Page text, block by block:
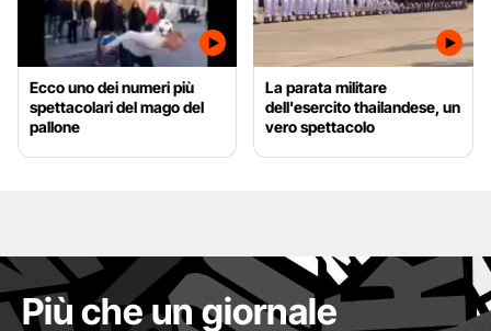
Ecco uno dei numeri più
spettacolari del mago del
pallone
La parata militare
dell'esercito thailandese, un
vero spettacolo
Più che un giornale